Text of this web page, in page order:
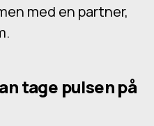
med en partner,
tage pulsen på